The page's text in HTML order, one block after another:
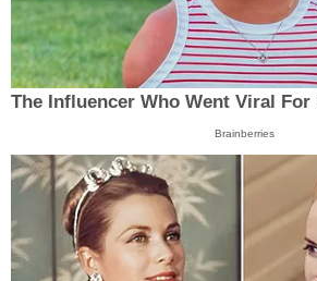
The Influencer Who Went Viral
Brainberries